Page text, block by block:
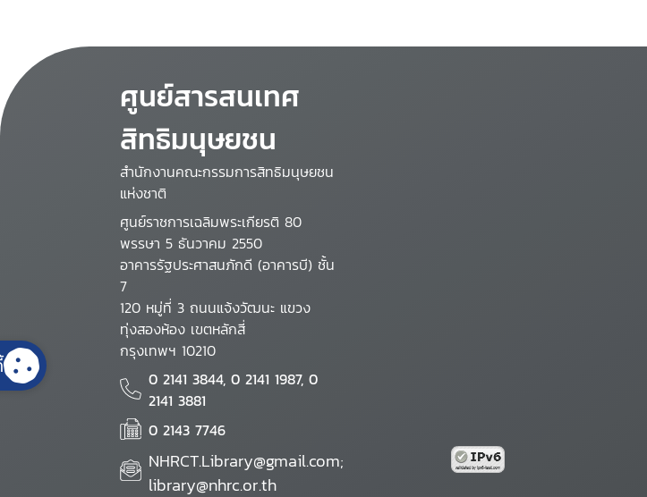
ศูนย์สารสนเทศ
สิทธิมนุษยชน
สำนักงานคณะกรรมการสิทธิมนุษยชน
แห่งชาติ
ศูนย์ราชการเฉลิมพระเกียรติ 80
พรรษา 5 ธันวาคม 2550
อาคารรัฐประศาสนภักดี (อาคารบี) ชั้น
7
120 หมู่ที่ 3 ถนนแจ้งวัฒนะ แขวง
ทุ่งสองห้อง เขตหลักสี่
กรุงเทพฯ 10210
0 2141 3844, 0 2141 1987, 0
2141 3881
0 2143 7746
NHRCT.Library@gmail.com;
library@nhrc.or.th